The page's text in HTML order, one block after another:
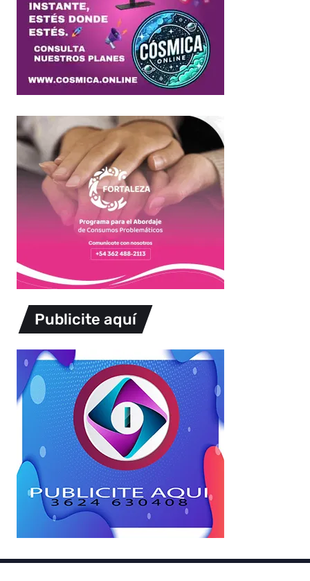
Publicite aquí